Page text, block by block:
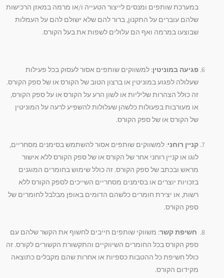
במערכת שותפים ומנסים לייצור הטעייה ו/או מרמה במאזן הרכישות
שלהם עוברים על התקנון, ברור להם שלא ישולם להם על העמלות
שבוצעו במרמה ואף הם עלולים לשפות את בעל הקורס.
פגיעה במוניטין: למשווקים שותפים אסור לעסוק בכל פעילות
שעלולה לפגוע במוניטין או ברצון הטוב של הקורס או של ספק הקורס.
זה כולל הצהרות שליליות או לשון הרע על הקורס או על ספק הקורס,
או מעורבות בפעולות כלשהן שעלולות להשפיע לרעה על המוניטין
של הקורס או של ספק הקורס.
קניין רוחני: למשווקים שותפים אסור להשתמש בסימנים מסחריים,
לוגו או קניין רוחני אחר של הקורס או של ספק הקורס ללא אישור
מראש ובכתב של ספק הקורס. זה כולל שימוש בחומרים המוגנים
בזכויות יוצרים או בסימנים מסחריים השייכים לספק הקורס ללא
רשות, או יצירת חומרים כלשהם הדומים באופן מבלבל לחומרים של
ספק הקורס.
חשיפת קשר: משווקי שותפים חייבים לחשוף את הקשר שלהם עם
ספק הקורס בכל החומרים השיווקיים והתקשורת הקשורים לקורס. זה
כולל חשיפת כל ההטבות כספיות או אחרות שהם מקבלים כתוצאה
מקידום הקורס.